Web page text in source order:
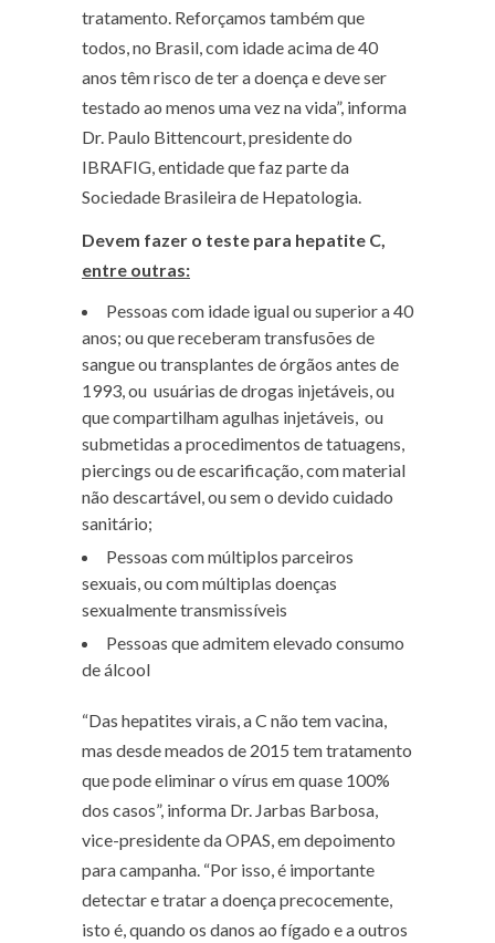
tratamento. Reforçamos também que
todos, no Brasil, com idade acima de 40
anos têm risco de ter a doença e deve ser
testado ao menos uma vez na vida”, informa
Dr. Paulo Bittencourt, presidente do
IBRAFIG, entidade que faz parte da
Sociedade Brasileira de Hepatologia.
Devem fazer o teste para hepatite C,
entre outras:
Pessoas com idade igual ou superior a 40
anos; ou que receberam transfusões de
sangue ou transplantes de órgãos antes de
1993, ou usuárias de drogas injetáveis, ou
que compartilham agulhas injetáveis, ou
submetidas a procedimentos de tatuagens,
piercings ou de escarificação, com material
não descartável, ou sem o devido cuidado
sanitário;
Pessoas com múltiplos parceiros
sexuais, ou com múltiplas doenças
sexualmente transmissíveis
Pessoas que admitem elevado consumo
de álcool
“Das hepatites virais, a C não tem vacina,
mas desde meados de 2015 tem tratamento
que pode eliminar o vírus em quase 100%
dos casos”, informa Dr. Jarbas Barbosa,
vice-presidente da OPAS, em depoimento
para campanha. “Por isso, é importante
detectar e tratar a doença precocemente,
isto é, quando os danos ao fígado e a outros